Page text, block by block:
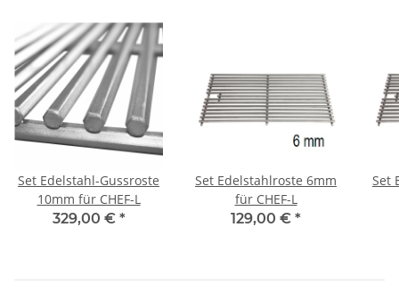
Set Edelstahl-Gussroste
10mm für CHEF-L
329,00 € *
Set Edelstahlroste 6mm
für CHEF-L
129,00 € *
Set